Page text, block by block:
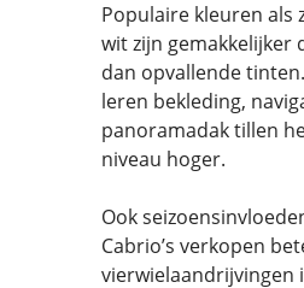
Populaire kleuren als
wit zijn gemakkelijker
dan opvallende tinten.
leren bekleding,
panoramadak tillen
niveau hoger.
Ook
Cabrio’s verkopen
vierwielaandrijvingen